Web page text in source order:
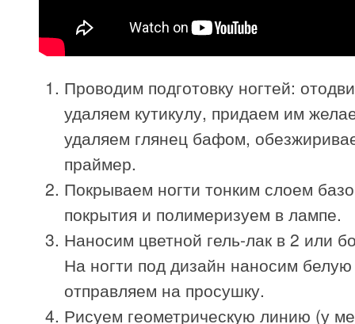
Проводим подготовку ногтей:
удаляем кутикулу, придаем им
удаляем глянец бафом,
праймер.
Покрываем ногти тонким слоем
покрытия и полимеризуем в лампе.
Наносим цветной гель-лак в 2 или
На ногти под дизайн наносим
отправляем на просушку.
Рисуем геометрическую линию (у